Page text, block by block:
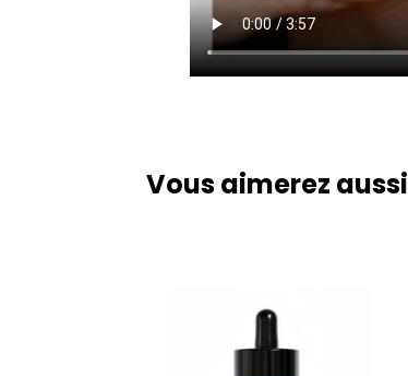
Vous aimerez aussi